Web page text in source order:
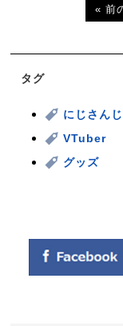
« 前
タグ
にじさんじ
VTuber
グッズ